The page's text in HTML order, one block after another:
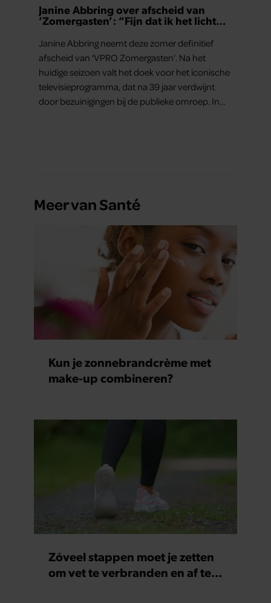
partners kunnen deze gegevens combineren met andere
informatie die u aan ze heeft verstrekt of die ze hebben
verzameld op basis van uw gebruik van hun services. U
gaat akkoord met onze cookies als u onze website blijft
gebruiken.
Janine Abbring over afscheid van
‘Zomergasten’: “Fijn dat ik het licht
Janine Abbring neemt deze zomer definitief
afscheid van ‘VPRO Zomergasten’. Na het
huidige seizoen valt het doek voor het iconische
televisieprogramma, dat na 39 jaar verdwijnt
door bezuinigingen bij de publieke omroep. In
Meer van Santé
Kun je zonnebrandcrème met
make-up combineren?
Zóveel stappen moet je zetten
om vet te verbranden en af te